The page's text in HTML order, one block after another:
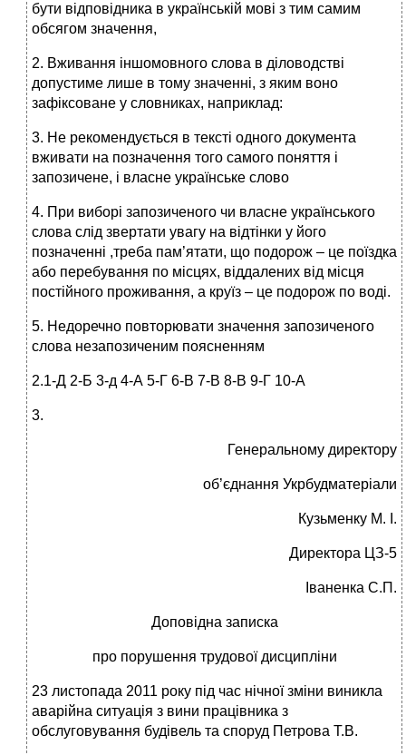
бути відповідника в українській мові з тим самим
обсягом значення,
2. Вживання іншомовного слова в діловодстві
допустиме лише в тому значенні, з яким воно
зафіксоване у словниках, наприклад:
3. Не рекомендується в тексті одного документа
вживати на позначення того самого поняття і
запозичене, і власне українське слово
4. При виборі запозиченого чи власне українського
слова слід звертати увагу на відтінки у його
позначенні ,треба пам’ятати, що подорож – це поїздка
або перебування по місцях, віддалених від місця
постійного проживання, а круїз – це подорож по воді.
5. Недоречно повторювати значення запозиченого
слова незапозиченим поясненням
2.1-Д 2-Б 3-д 4-А 5-Г 6-В 7-В 8-В 9-Г 10-А
3.
Генеральному директору
об’єднання Укрбудматеріали
Кузьменку М. І.
Директора ЦЗ-5
Іваненка С.П.
Доповідна записка
про порушення трудової дисципліни
23 листопада 2011 року під час нічної зміни виникла
аварійна ситуація з вини працівника з
обслуговування будівель та споруд Петрова Т.В.